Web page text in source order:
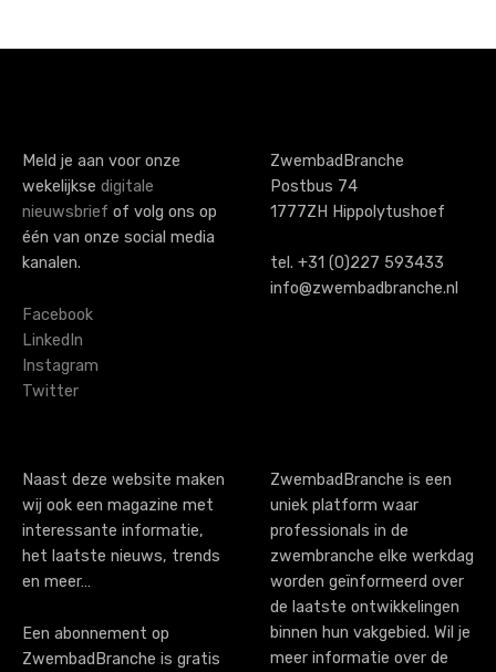
o
s
n
a
i
g
a
i
o
n
Meld je aan voor onze
wekelijkse digitale
nieuwsbrief of volg ons op
één van onze social media
kanalen.
Facebook
LinkedIn
Instagram
Twitter
ZwembadBranche
Postbus 74
1777ZH Hippolytushoef
tel. +31 (0)227 593433
info@zwembadbranche.nl
Naast deze website maken
wij ook een magazine met
interessante informatie,
het laatste nieuws, trends
en meer…
Een abonnement op
ZwembadBranche is gratis
ZwembadBranche is een
uniek platform waar
professionals in de
zwembranche elke werkdag
worden geïnformeerd over
de laatste ontwikkelingen
binnen hun vakgebied. Wil je
meer informatie over de